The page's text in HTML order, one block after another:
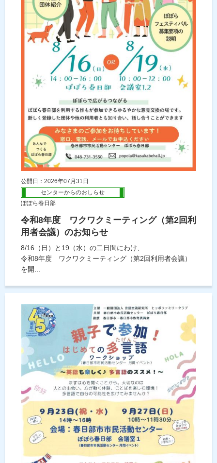
公開日：2026年07月31日
センターからのおしらせ
ぽぽら春日部
令和8年度 ワクワクミーティング（第2回利
用者会議）のお知らせ
8/16（日）と19（水）の二日間にわけ、
令和8年度 ワクワクミーティング（第2回利用者会議）
を開...